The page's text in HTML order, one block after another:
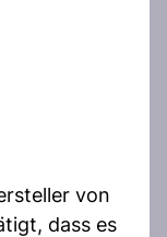
von
dass es